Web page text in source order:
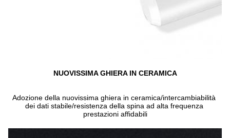
NUOVISSIMA GHIERA IN CERAMICA
Adozione della nuovissima ghiera in ceramica/intercambiabilità
dei dati stabile/resistenza della spina ad alta frequenza
prestazioni affidabili